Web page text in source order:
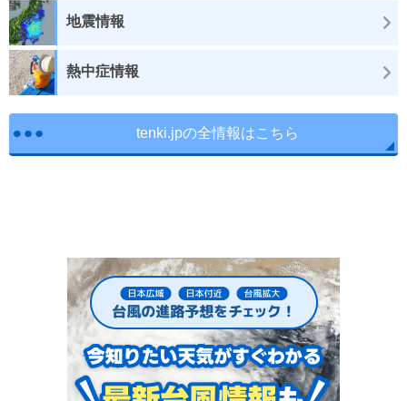
地震情報
熱中症情報
tenki.jpの全情報はこちら